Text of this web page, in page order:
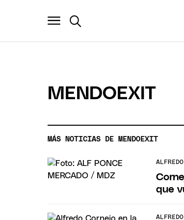
MENDOEXIT
MÁS NOTICIAS DE MENDOEXIT
que